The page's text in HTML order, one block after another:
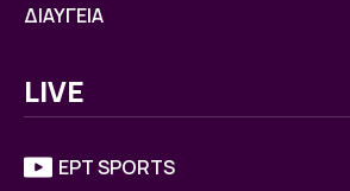
ΔΙΑΥΓΕΙΑ
LIVE
ΕΡΤ SPORTS